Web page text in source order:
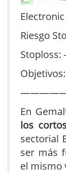
Electronic
Riesgo
Stoploss:
En
los
sectorial
ser más
el mismo